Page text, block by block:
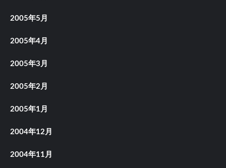
2005年5月
2005年4月
2005年3月
2005年2月
2005年1月
2004年12月
2004年11月